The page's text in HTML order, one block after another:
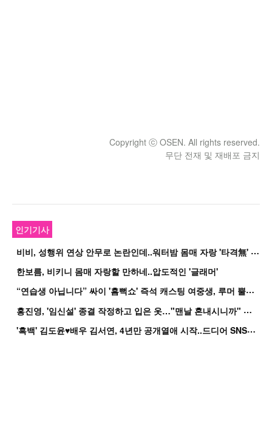
Copyright ⓒ OSEN. All rights reserved.
무단 전재 및 재배포 금지
인기기사
비
비, 성행위 연상 안무로 논란인데..워터밤 몸매 자랑 '타격無' 근황
한보름, 비키니 몸매 자랑할 만하네..압도적인 '글래머'
“
연습생 아닙니다” 싸이 '흠뻑쇼' 즉석 캐스팅 여중생, 루머 뿔났다[Oh!쎈 이...
홍
진영, '임신설' 종결 작정하고 입은 옷…"맨날 혼내시니까" 억울
'
흑백' 김도윤♥배우 김서연, 4년만 공개열애 시작..드디어 SNS에 노출 [핫피...